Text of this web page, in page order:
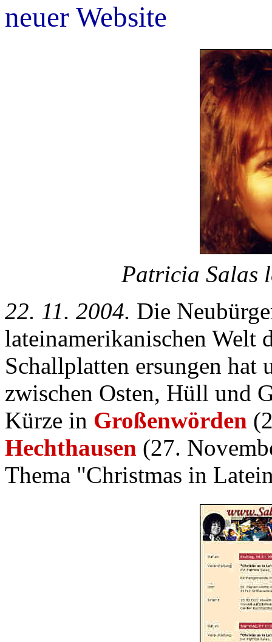
neuer Website
Patricia Salas
22. 11. 2004. Die
lateinamerikanischen Welt
Schallplatten ersungen
zwischen Osten, Hüll und
Kürze in Großenwörden
Hechthausen (27.
Thema "Christmas in